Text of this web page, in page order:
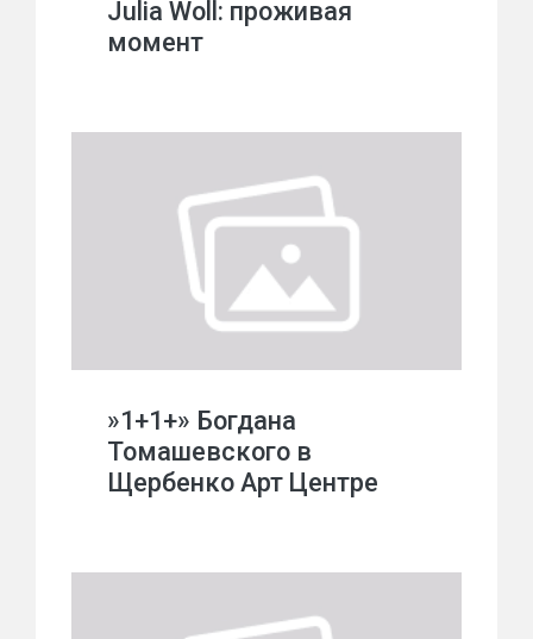
Julia Woll: проживая
момент
»1+1+» Богдана
Томашевского в
Щербенко Арт Центре